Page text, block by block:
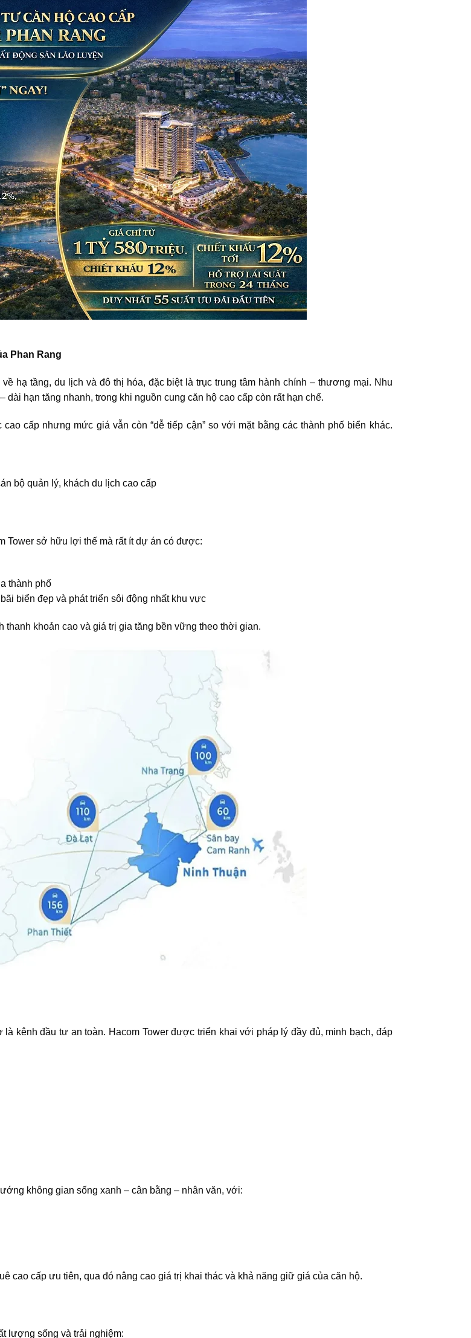
Phan Rang
hạ tầng, du lịch và đô thị hóa, đặc biệt là trục trung tâm hành chính – thương mại. Nhu
hạn tăng nhanh, trong khi nguồn cung căn hộ cao cấp còn rất hạn chế.
cấp nhưng mức giá vẫn còn “dễ tiếp cận” so với mặt bằng các thành phố biển khác.
bộ quản lý, khách du lịch cao cấp
Tower sở hữu lợi thế mà rất ít dự án có được:
thành phố
biển đẹp và phát triển sôi động nhất khu vực
khoản cao và giá trị gia tăng bền vững theo thời gian.
là kênh đầu tư an toàn. Hacom Towerđược triển khai với pháp lý đầy đủ, minh bạch, đáp
không gian sống xanh – cân bằng – nhân văn, với:
cao cấp ưu tiên, qua đó nâng cao giá trị khai thác và khả năng giữ giá của căn hộ.
lượng sống và trải nghiệm: